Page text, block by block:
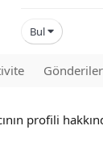
Bul
Gönderiler
profili